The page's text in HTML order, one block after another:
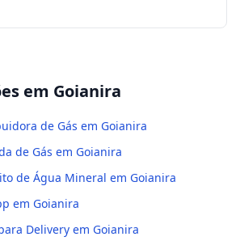
em Goianira
de Gás em Goianira
de Gás em Goianira
de Água Mineral em Goianira
em Goianira
Delivery em Goianira